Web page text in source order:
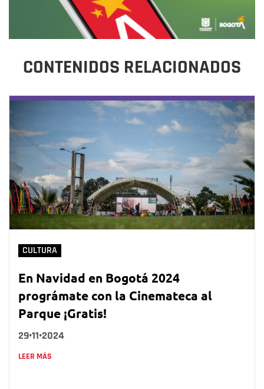
CONTENIDOS RELACIONADOS
CULTURA
En Navidad en Bogotá 2024
prográmate con la Cinemateca al
Parque ¡Gratis!
29•11•2024
LEER MÁS